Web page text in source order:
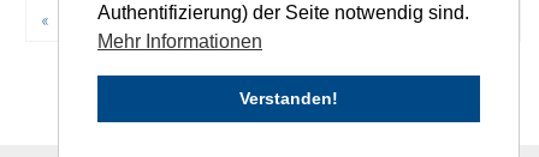
Authentifizierung) der Seite notwendig sind.
Mehr Informationen
Verstanden!
« ... 11 12 13 14 15 ... ›